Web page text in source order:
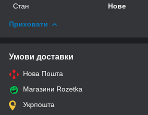
Стан
Нове
Приховати
Умови доставки
Нова Пошта
Магазини Rozetka
Укрпошта